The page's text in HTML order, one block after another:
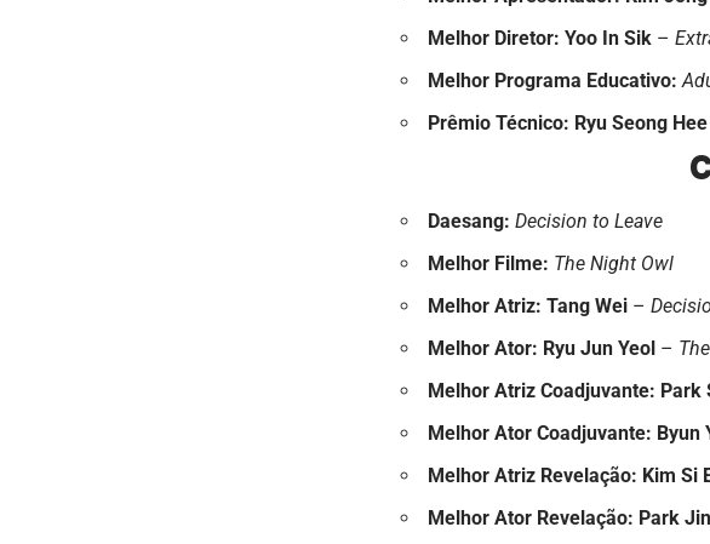
Melhor Diretor: Yoo In Sik –
Melhor Programa Educativo:
Prêmio Técnico: Ryu Seong Hee
Daesang: Decision to Leave
Melhor Filme: The Night Owl
Melhor Atriz: Tang Wei –
Melhor Ator: Ryu Jun Yeol –
Melhor Atriz Coadjuvante: Park
Melhor Ator Coadjuvante: Byun
Melhor Atriz Revelação: Kim Si
Melhor Ator Revelação: Park